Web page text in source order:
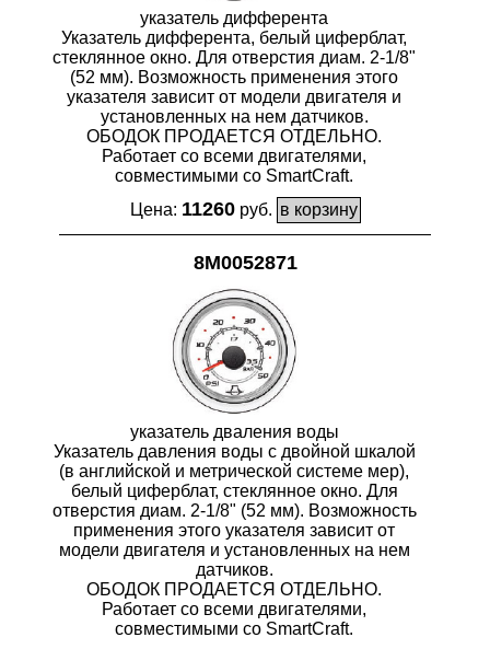
указатель дифферента
Указатель дифферента, белый циферблат,
стеклянное окно. Для отверстия диам. 2-1/8"
(52 мм). Возможность применения этого
указателя зависит от модели двигателя и
установленных на нем датчиков.
ОБОДОК ПРОДАЕТСЯ ОТДЕЛЬНО.
Работает со всеми двигателями,
совместимыми со SmartCraft.
Цена: 11260руб.
8M0052871
указатель дваления воды
Указатель давления воды с двойной шкалой
(в английской и метрической системе мер),
белый циферблат, стеклянное окно. Для
отверстия диам. 2-1/8" (52 мм). Возможность
применения этого указателя зависит от
модели двигателя и установленных на нем
датчиков.
ОБОДОК ПРОДАЕТСЯ ОТДЕЛЬНО.
Работает со всеми двигателями,
совместимыми со SmartCraft.